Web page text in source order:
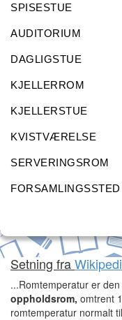
SPISESTUE
AUDITORIUM
DAGLIGSTUE
KJELLERROM
KJELLERSTUE
KVISTVÆRELSE
SERVERINGSROM
FORSAMLINGSSTED
Setning fra
...Romtemperatur er
oppholdsrom, omtrent
romtemperatur normalt